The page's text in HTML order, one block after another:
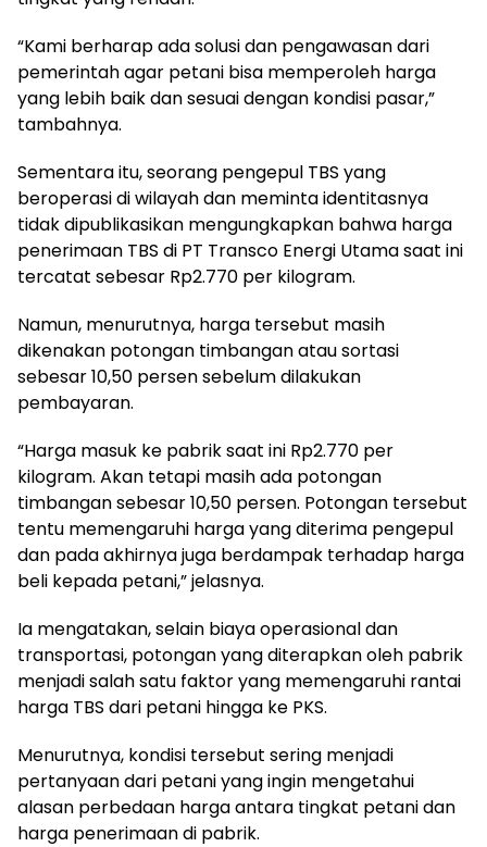
“Kami berharap ada solusi dan pengawasan dari
pemerintah agar petani bisa memperoleh harga
yang lebih baik dan sesuai dengan kondisi pasar,”
tambahnya.
Sementara itu, seorang pengepul TBS yang
beroperasi di wilayah dan meminta identitasnya
tidak dipublikasikan mengungkapkan bahwa harga
penerimaan TBS di PT Transco Energi Utama saat ini
tercatat sebesar Rp2.770 per kilogram.
Namun, menurutnya, harga tersebut masih
dikenakan potongan timbangan atau sortasi
sebesar 10,50 persen sebelum dilakukan
pembayaran.
“Harga masuk ke pabrik saat ini Rp2.770 per
kilogram. Akan tetapi masih ada potongan
timbangan sebesar 10,50 persen. Potongan tersebut
tentu memengaruhi harga yang diterima pengepul
dan pada akhirnya juga berdampak terhadap harga
beli kepada petani,” jelasnya.
Ia mengatakan, selain biaya operasional dan
transportasi, potongan yang diterapkan oleh pabrik
menjadi salah satu faktor yang memengaruhi rantai
harga TBS dari petani hingga ke PKS.
Menurutnya, kondisi tersebut sering menjadi
pertanyaan dari petani yang ingin mengetahui
alasan perbedaan harga antara tingkat petani dan
harga penerimaan di pabrik.